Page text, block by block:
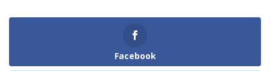
Facebook